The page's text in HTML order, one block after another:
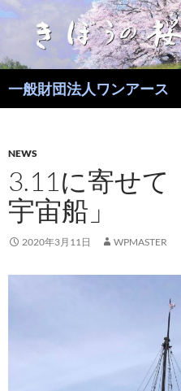
コ
ン
ツ
へ
プ
一般財団法人ワンアース
NEWS
3.11に寄せて
宇宙船」
2020年3月11日 WPMASTER